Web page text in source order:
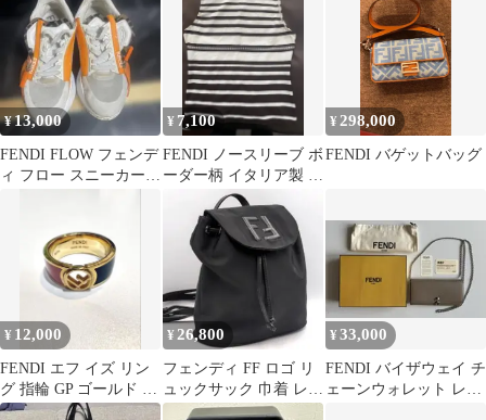
¥13,000
FENDI FLOW フェンデ
ィ フロー スニーカー
¥ 7,100
FENDI ノースリーブ ボ
ーダー柄 イタリア製 サ
¥ 298,000
FENDI バゲットバッグ
¥ 12,000
FENDI エフ イズ リン
グ 指輪 GP ゴールド ピ
ンク ダークグリーン
¥ 26,800
フェンディ FF ロゴ リ
ュックサック 巾着 レザ
ー ブラック バッグ 黒
¥33,000
FENDI バイザウェイ チ
ェーンウォレット レザ